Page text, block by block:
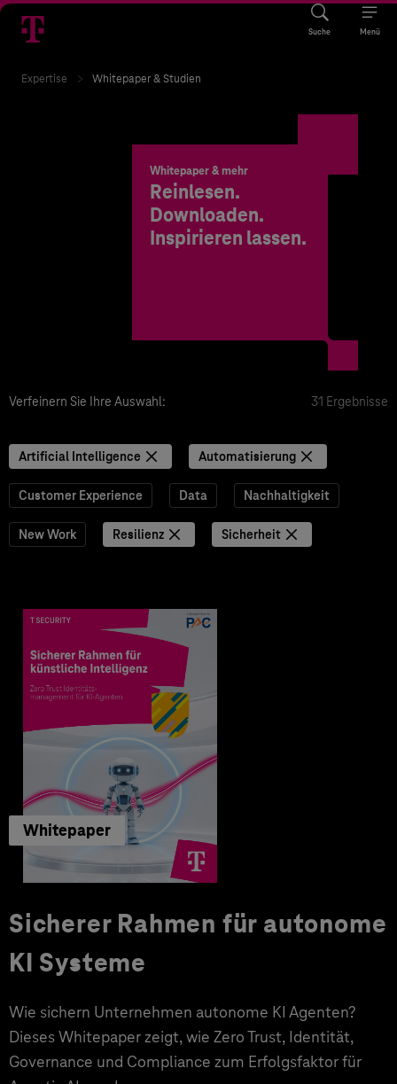
Suche Menü
Expertise Whitepaper & Studien
Whitepaper & mehr
Reinlesen.
Downloaden.
Inspirieren lassen.
Verfeinern Sie Ihre Auswahl: 31 Ergebnisse
Artificial Intelligence Automatisierung
Customer Experience Data Nachhaltigkeit
New Work Resilienz Sicherheit
Whitepaper
Sicherer Rahmen für autonome
KI Systeme
Wie sichern Unternehmen autonome KI Agenten?
Dieses Whitepaper zeigt, wie Zero Trust, Identität,
Governance und Compliance zum Erfolgsfaktor für